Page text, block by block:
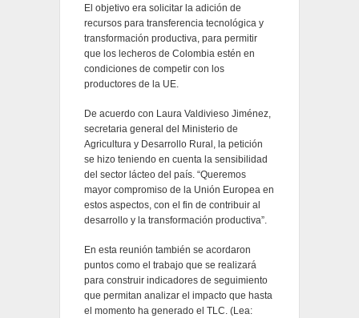
El objetivo era solicitar la adición de
recursos para transferencia tecnológica y
transformación productiva, para permitir
que los lecheros de Colombia estén en
condiciones de competir con los
productores de la UE.
De acuerdo con Laura Valdivieso Jiménez,
secretaria general del Ministerio de
Agricultura y Desarrollo Rural, la petición
se hizo teniendo en cuenta la sensibilidad
del sector lácteo del país. “Queremos
mayor compromiso de la Unión Europea en
estos aspectos, con el fin de contribuir al
desarrollo y la transformación productiva”.
En esta reunión también se acordaron
puntos como el trabajo que se realizará
para construir indicadores de seguimiento
que permitan analizar el impacto que hasta
el momento ha generado el TLC. (Lea: